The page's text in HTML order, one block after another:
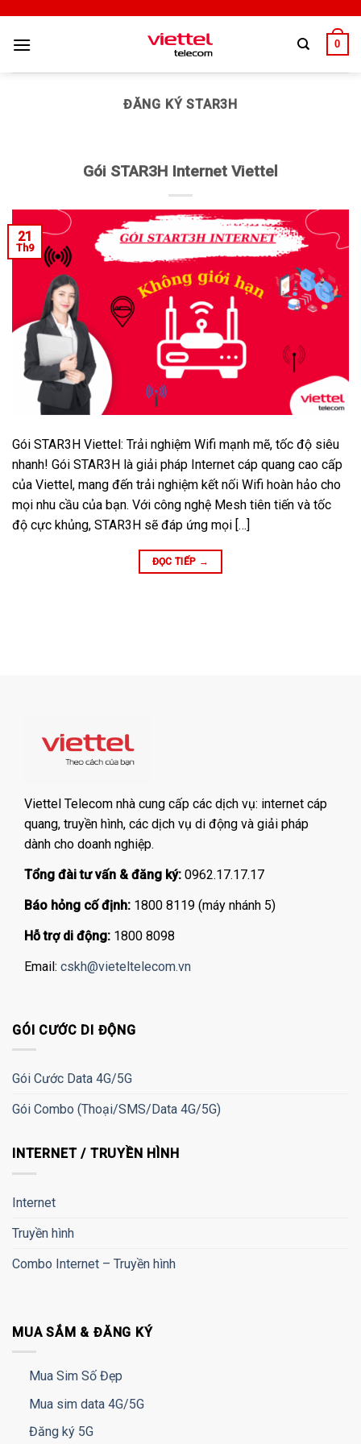
0
ĐĂNG KÝ STAR3H
Gói STAR3H Internet Viettel
21
Th9
Gói STAR3H Viettel: Trải nghiệm Wifi mạnh mẽ, tốc độ siêu
nhanh! Gói STAR3H là giải pháp Internet cáp quang cao cấp
của Viettel, mang đến trải nghiệm kết nối Wifi hoàn hảo cho
mọi nhu cầu của bạn. Với công nghệ Mesh tiên tiến và tốc
độ cực khủng, STAR3H sẽ đáp ứng mọi […]
ĐỌC TIẾP →
Viettel Telecom nhà cung cấp các dịch vụ: internet cáp
quang, truyền hình, các dịch vụ di động và giải pháp
dành cho doanh nghiệp.
Tổng đài tư vấn & đăng ký: 0962.17.17.17
Báo hỏng cố định: 1800 8119 (máy nhánh 5)
Hỗ trợ di động: 1800 8098
Email: cskh@vieteltelecom.vn
GÓI CƯỚC DI ĐỘNG
Gói Cước Data 4G/5G
Gói Combo (Thoại/SMS/Data 4G/5G)
INTERNET / TRUYỀN HÌNH
Internet
Truyền hình
Combo Internet – Truyền hình
MUA SẮM & ĐĂNG KÝ
Mua Sim Số Đẹp
Mua sim data 4G/5G
Đăng ký 5G